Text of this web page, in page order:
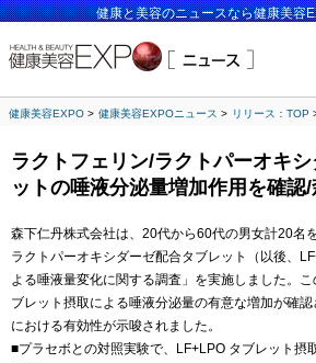
健康と美容のニュースなら健康美容
健康美容EXPO 健康美容EXPOニュース リリース：TOP
ラクトフェリン/ラクトパーオキ
ットの唾液分泌量増加作用を確認
森下仁丹株式会社は、20代から60代の男女計20名
ラクトパーオキシダーゼ配合タブレット（以後、
よる唾液量変化に関する調査」を実施しました。
ブレット摂取による唾液分泌量の有意な増加が確
における有効性が示唆されました。
■プラセボとの対照実験で、LF+LPO タブレット摂